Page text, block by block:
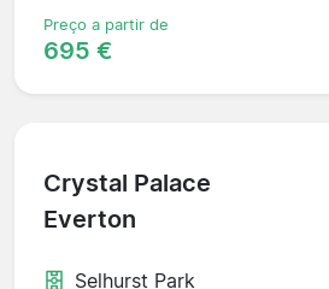
Preço a partir de
695 €
Crystal Palace
Everton
Selhurst Park